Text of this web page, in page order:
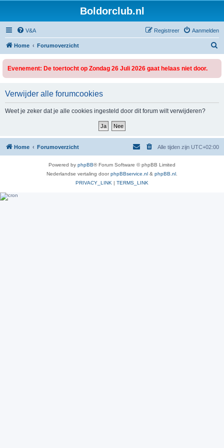
Boldorclub.nl
V&A Aanmelden
Registreer
Home Forumoverzicht
Evenement: De toertocht op Zondag 26 Juli 2026 gaat helaas niet door.
Verwijder alle forumcookies
Weet je zeker dat je alle cookies ingesteld door dit forum wilt verwijderen?
Home Forumoverzicht Alle tijden zijn UTC+02:00
Powered by phpBB® Forum Software © phpBB Limited
Nederlandse vertaling doorphpBBservice.nl & phpBB.nl
PRIVACY_LINK | TERMS_LINK